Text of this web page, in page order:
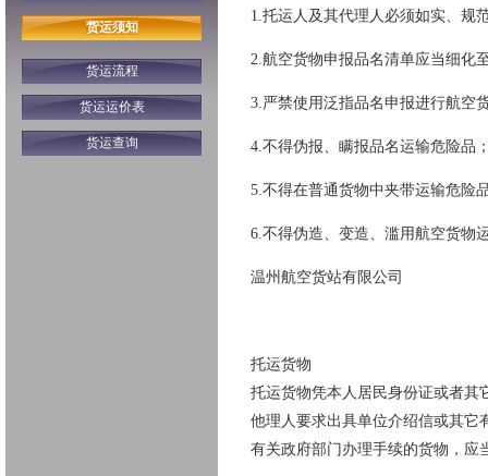
货运须知
货运流程
货运运价表
货运查询
1.托运人及其代理人必须如实、规
2.航空货物申报品名清单应当细化
3.严禁使用泛指品名申报进行航空
4.不得伪报、瞒报品名运输危险品
5.不得在普通货物中夹带运输危险
6.不得伪造、变造、滥用航空货物
温州航空货站有限公司
托运货物
托运货物凭本人居民身份证或者其
他理人要求出具单位介绍信或其它
有关政府部门办理手续的货物，应